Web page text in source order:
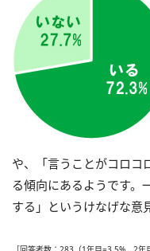
や、「言うことがコロコ
る傾向にあるようです。
する」というけなげな意